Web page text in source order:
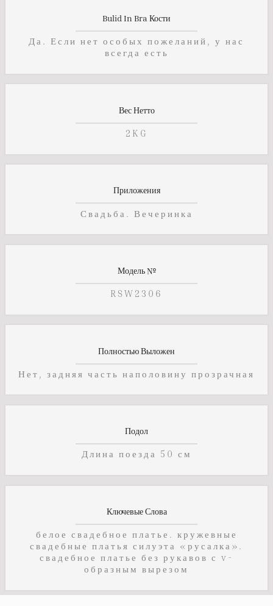
Bulid In Bra Кости
Да. Если нет особых пожеланий, у нас
всегда есть
Вес Нетто
2KG
Приложения
Свадьба. Вечеринка
Модель №
RSW2306
Полностью Выложен
Нет, задняя часть наполовину прозрачная
Подол
Длина поезда 50 см
Ключевые Слова
белое свадебное платье. кружевные
свадебные платья силуэта «русалка».
свадебное платье без рукавов с v-
образным вырезом